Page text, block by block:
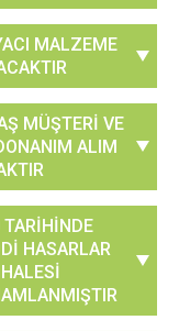
MALZEME
MÜŞTERİ VE
ALIM
HASARLAR